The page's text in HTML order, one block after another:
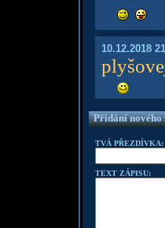
10.12.2018
Přidání nového
TVÁ PŘEZDÍVKA:
TEXT ZÁPISU: